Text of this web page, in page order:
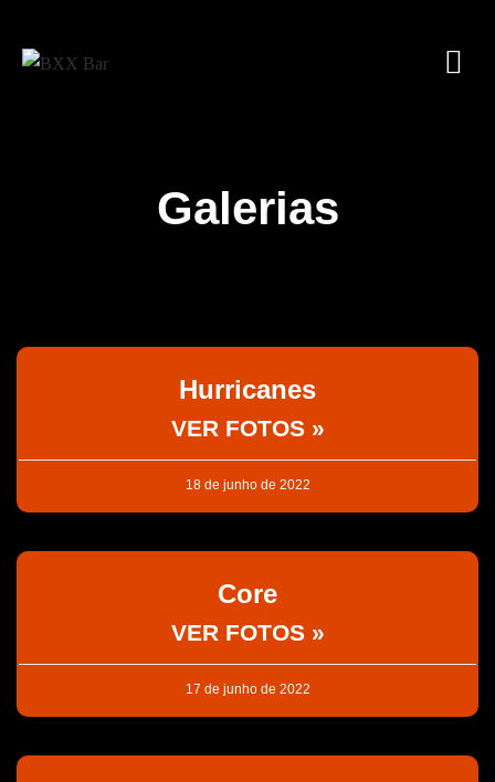
Galerias
Hurricanes
VER FOTOS »
18 de junho de 2022
Core
VER FOTOS »
17 de junho de 2022